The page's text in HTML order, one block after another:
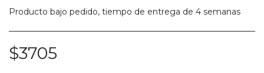
Producto bajo pedido, tiempo de entrega de 4 semanas
$3705